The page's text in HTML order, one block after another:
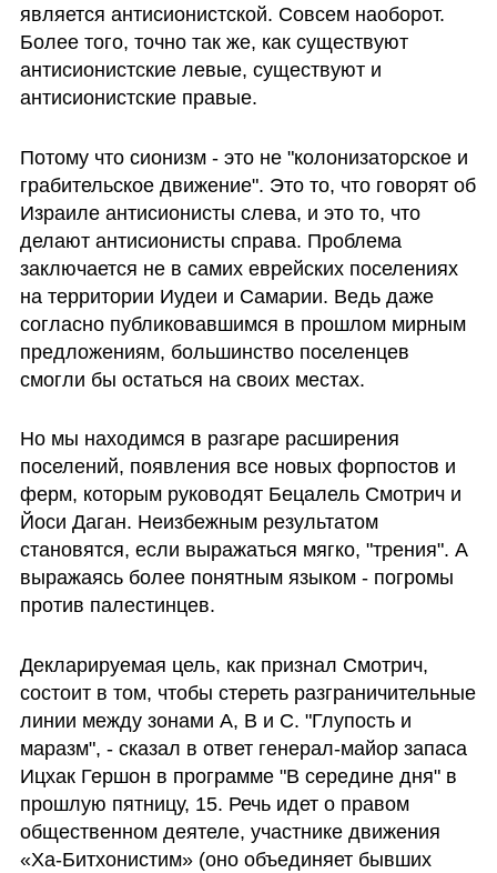
является антисионистской. Совсем наоборот.
Более того, точно так же, как существуют
антисионистские левые, существуют и
антисионистские правые.
Потому что сионизм - это не "колонизаторское и
грабительское движение". Это то, что говорят об
Израиле антисионисты слева, и это то, что
делают антисионисты справа. Проблема
заключается не в самих еврейских поселениях
на территории Иудеи и Самарии. Ведь даже
согласно публиковавшимся в прошлом мирным
предложениям, большинство поселенцев
смогли бы остаться на своих местах.
Но мы находимся в разгаре расширения
поселений, появления все новых форпостов и
ферм, которым руководят Бецалель Смотрич и
Йоси Даган. Неизбежным результатом
становятся, если выражаться мягко, "трения". А
выражаясь более понятным языком - погромы
против палестинцев.
Декларируемая цель, как признал Смотрич,
состоит в том, чтобы стереть разграничительные
линии между зонами A, B и C. "Глупость и
маразм", - сказал в ответ генерал-майор запаса
Ицхак Гершон в программе "В середине дня" в
прошлую пятницу, 15. Речь идет о правом
общественном деятеле, участнике движения
«Ха-Битхонистим» (оно объединяет бывших